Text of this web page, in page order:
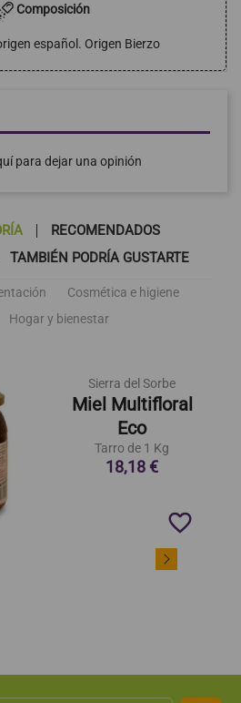
Composición
español. Origen Bierzo
para dejar una opinión
RECOMENDADOS
TAMBIÉN PODRÍA GUSTARTE
Cosmética e higiene
Hogar y bienestar
Sierra del Sorbe
Miel Multifloral
Eco
Tarro de 1 Kg
18,18 €
favorite_border